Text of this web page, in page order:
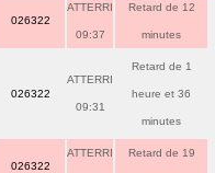
026322
ATTERRI
09:37
Retard de 12
minutes
026322
ATTERRI
09:31
Retard de 1
heure et 36
minutes
026322
ATTERRI Retard de 19